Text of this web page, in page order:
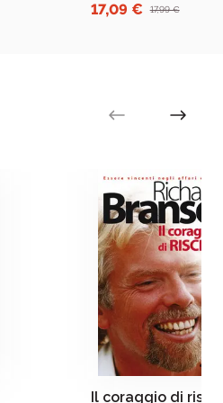
17,09 €
17,99 €
Il coraggio di